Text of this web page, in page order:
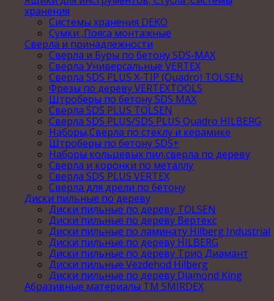
хранения
Системы хранения DEKO
Сумки ,Пояса монтажные
Сверла и принадлежности
Сверла и Буры по бетону SDS-MAX
Сверла Универсальные VERTEX
Сверла SDS PLUS X-TIP (Quadro) TOLSEN
Фрезы по дереву VERTEXTOOLS
Штроберы по бетону SDS MAX
Сверла SDS PLUS TOLSEN
Сверла SDS PLUS/SDS PLUS Quadro HILBERG
Наборы,Сверла по стеклу и керамике
Штроберы по бетону SDS+
Наборы кольцевых пил,сверла по дереву
Сверла и коронки по металлу
Сверла SDS PLUS VERTEX
Сверла для дрели по бетону
Диски пильные по дереву
Диски пильные по дереву TOLSEN
Диски пильные по дереву Вертекс
Диски пильные по ламинату Hilberg Industrial
Диски пильные по дереву HILBERG
Диски пильные по дереву Трио Диамант
Диски пильные Vezdehod Hilberg
Диски пильные по дереву Diamond King
Абразивные материалы ТМ SMIRDEX